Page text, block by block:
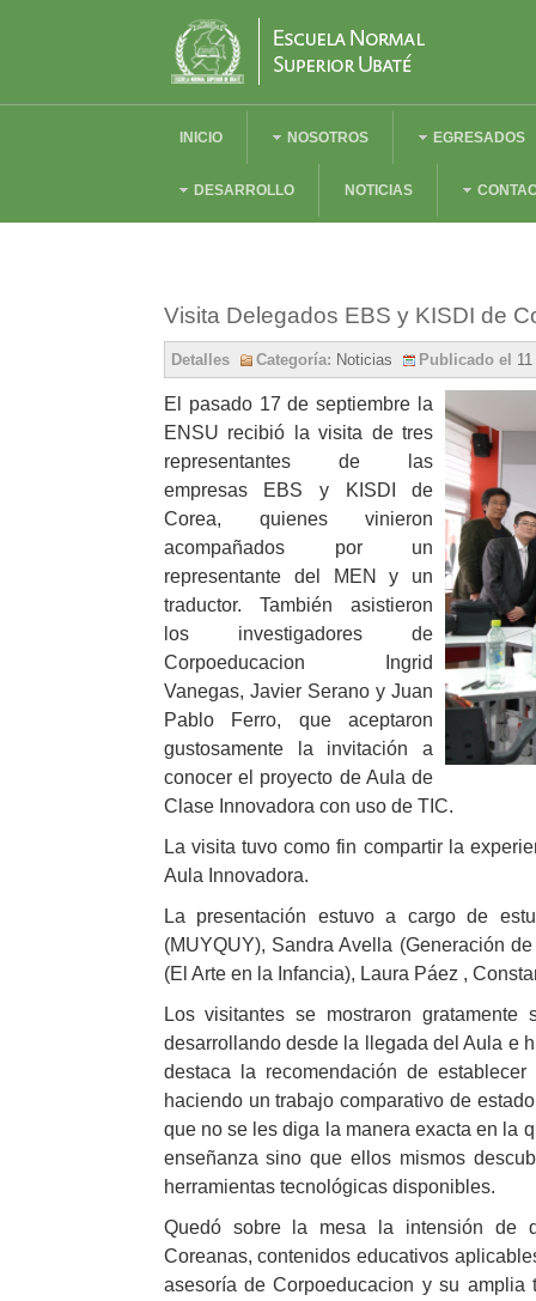
INICIO NOSOTROS EGRESADOS
DESARROLLO NOTICIAS
Visita Delegados EBS y KISDI de
Detalles Categoría: Noticias Publicado el
El pasado 17 de septiembre la
ENSU recibió la visita de tres
representantes de las
empresas EBS y KISDI de
Corea, quienes vinieron
acompañados por un
representante del MEN y un
traductor. También asistieron
los investigadores de
Corpoeducacion Ingrid
Vanegas, Javier Serano y Juan
Pablo Ferro, que aceptaron
gustosamente la invitación a
conocer el proyecto de Aula de
Clase Innovadora con uso de TIC.
La visita tuvo como fin compartir la
Aula Innovadora.
La presentación estuvo a cargo de
(MUYQUY), Sandra Avella (Generación
(El Arte en la Infancia), Laura Páez ,
Los visitantes se mostraron
desarrollando desde la llegada del Aula e
destaca la recomendación de
haciendo un trabajo comparativo de
que no se les diga la manera exacta en la
enseñanza sino que ellos mismos
herramientas tecnológicas disponibles.
Quedó sobre la mesa la intensión de
Coreanas, contenidos educativos
asesoría de Corpoeducacion y su amplia